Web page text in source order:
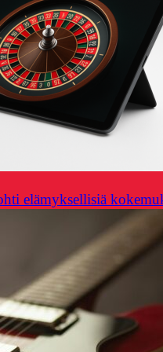
elämyksellisiä